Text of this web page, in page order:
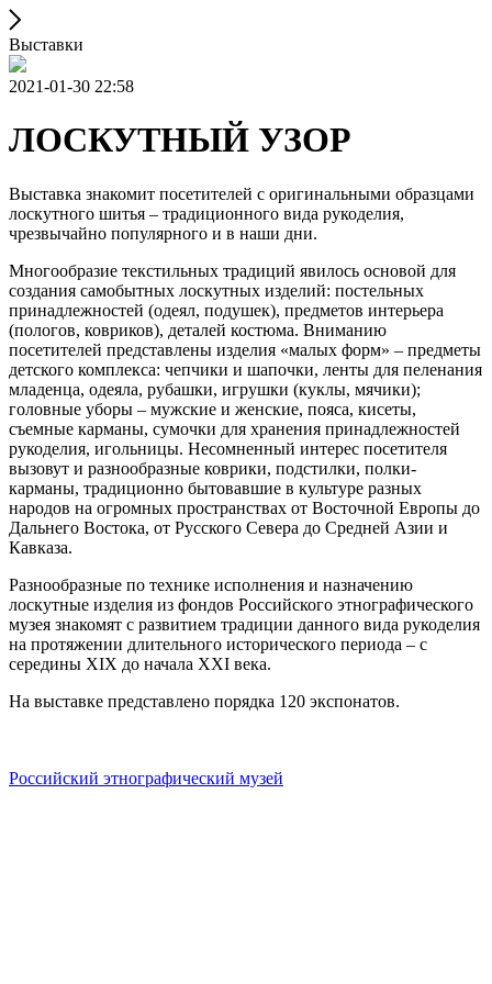
Выставки
2021-01-30 22:58
ЛОСКУТНЫЙ УЗОР
Выставка знакомит посетителей с оригинальными образцами
лоскутного шитья – традиционного вида рукоделия,
чрезвычайно популярного и в наши дни.
Многообразие текстильных традиций явилось основой для
создания самобытных лоскутных изделий: постельных
принадлежностей (одеял, подушек), предметов интерьера
(пологов, ковриков), деталей костюма. Вниманию
посетителей представлены изделия «малых форм» – предметы
детского комплекса: чепчики и шапочки, ленты для пеленания
младенца, одеяла, рубашки, игрушки (куклы, мячики);
головные уборы – мужские и женские, пояса, кисеты,
съемные карманы, сумочки для хранения принадлежностей
рукоделия, игольницы. Несомненный интерес посетителя
вызовут и разнообразные коврики, подстилки, полки-
карманы, традиционно бытовавшие в культуре разных
народов на огромных пространствах от Восточной Европы до
Дальнего Востока, от Русского Севера до Средней Азии и
Кавказа.
Разнообразные по технике исполнения и назначению
лоскутные изделия из фондов Российского этнографического
музея знакомят с развитием традиции данного вида рукоделия
на протяжении длительного исторического периода – с
середины ХIХ до начала ХХI века.
На выставке представлено порядка 120 экспонатов.
Российский этнографический музей